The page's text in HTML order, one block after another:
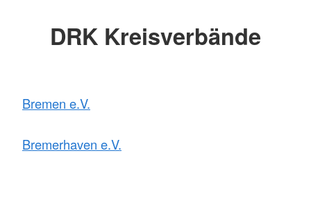
DRK Kreisverbände
Bremen e.V.
Bremerhaven e.V.